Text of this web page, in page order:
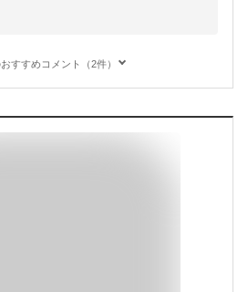
すすめコメント（2件）